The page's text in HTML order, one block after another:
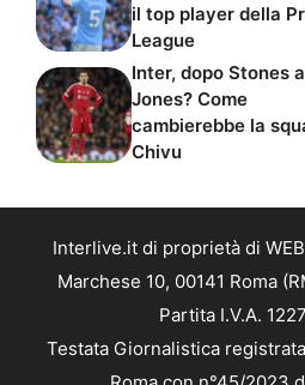
il top player della
League
Inter, dopo Stones
Jones? Come
cambierebbe la
Chivu
Interlive.it di proprietà di
Marchese 10, 00141 Roma
Partita I.V.A.
Testata Giornalistica